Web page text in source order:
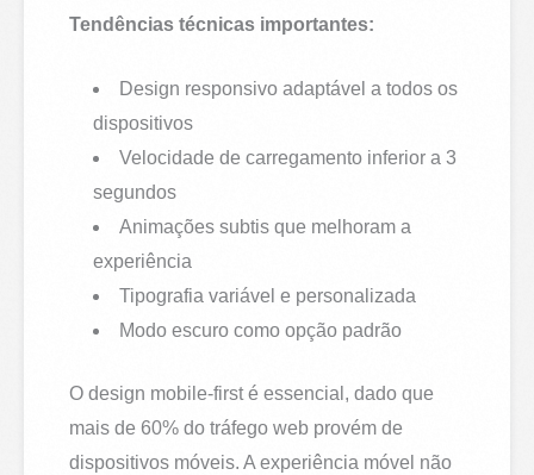
Tendências técnicas importantes:
Design responsivo adaptável a todos os
dispositivos
Velocidade de carregamento inferior a 3
segundos
Animações subtis que melhoram a
experiência
Tipografia variável e personalizada
Modo escuro como opção padrão
O design mobile-first é essencial, dado que
mais de 60% do tráfego web provém de
dispositivos móveis. A experiência móvel não